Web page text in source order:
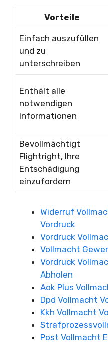
Vorteile
Einfach auszufüllen
und zu
unterschreiben
Enthält alle
notwendigen
Informationen
Bevollmächtigt
Flightright, Ihre
Entschädigung
einzufordern
Widerruf
Vordruck
Vordruck
Vollmacht
Vordruck
Abholen
Aok Plus
Dpd Vollmacht
Kkh Vollmacht
Post Vollmacht